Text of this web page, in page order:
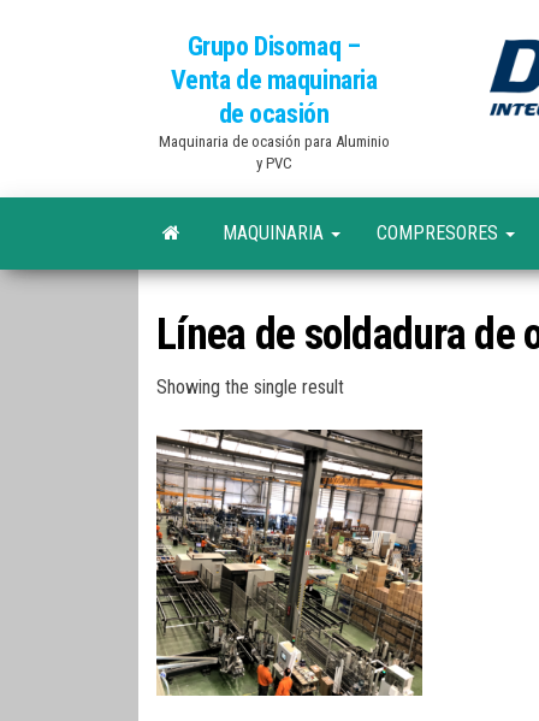
Grupo Disomaq –
Venta de maquinaria
de ocasión
Maquinaria de ocasión para Aluminio
y PVC
MAQUINARIA COMPRESORES
Línea de soldadura de
Showing the single result